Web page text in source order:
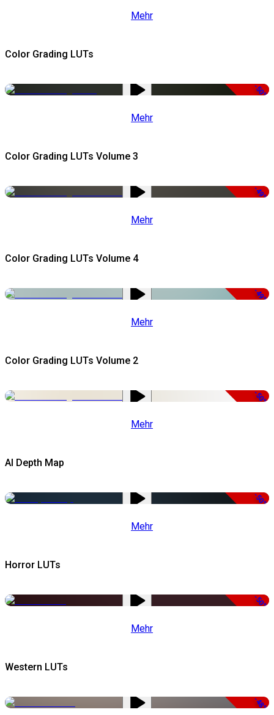
Mehr
Color Grading LUTs
-50%
Mehr
Color Grading LUTs Volume 3
-49%
Mehr
Color Grading LUTs Volume 4
-49%
Mehr
Color Grading LUTs Volume 2
-50%
Mehr
AI Depth Map
-50%
Mehr
Horror LUTs
-50%
Mehr
Western LUTs
-48%